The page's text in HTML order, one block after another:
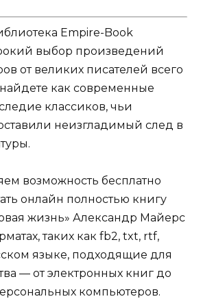
Empire-Book
выбор произведений
от великих писателей всего
как современные
классиков, чьи
неизгладимый след в
возможность бесплатно
онлайн полностью книгу
жизнь» Александр Майерс
таких как fb2, txt, rtf,
языке, подходящие для
— от электронных книг до
компьютеров.